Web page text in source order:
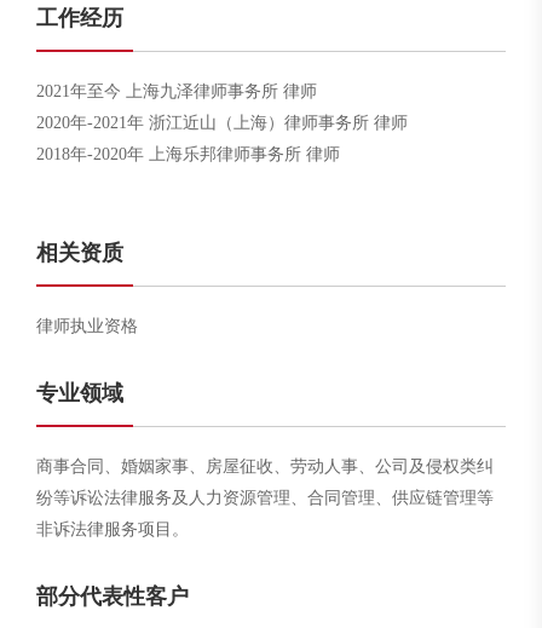
工作经历
2021年至今 上海九泽律师事务所 律师
2020年-2021年 浙江近山（上海）律师事务所 律师
2018年-2020年 上海乐邦律师事务所 律师
相关资质
律师执业资格
专业领域
商事合同、婚姻家事、房屋征收、劳动人事、公司及侵权类纠
纷等诉讼法律服务及人力资源管理、合同管理、供应链管理等
非诉法律服务项目。
部分代表性客户